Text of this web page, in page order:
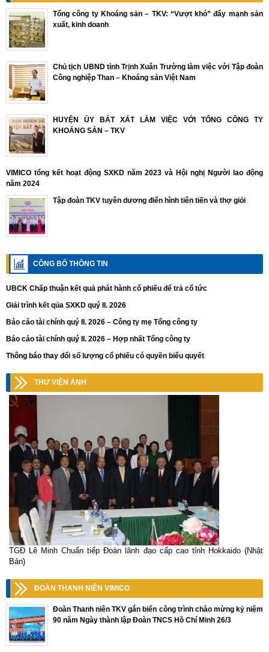
Tổng công ty Khoáng sản – TKV: “Vượt khó” đẩy mạnh sản
xuất, kinh doanh
Chủ tịch UBND tỉnh Trịnh Xuân Trường làm việc với Tập đoàn
Công nghiệp Than – Khoáng sản Việt Nam
HUYỆN ỦY BÁT XÁT LÀM VIỆC VỚI TỔNG CÔNG TY
KHOÁNG SẢN – TKV
VIMICO tổng kết hoạt động SXKD năm 2023 và Hội nghị Người lao động
năm 2024
Tập đoàn TKV tuyên dương điển hình tiên tiến và thợ giỏi
CÔNG BỐ THÔNG TIN
UBCK Chấp thuận kết quả phát hành cổ phiếu để trả cổ tức
Giải trình kết qủa SXKD quý II. 2026
Báo cáo tài chính quý II. 2026 – Công ty mẹ Tổng công ty
Báo cáo tài chính quý II. 2026 – Hợp nhất Tổng công ty
Thông báo thay đổi số lượng cổ phiếu có quyền biểu quyết
THƯ VIỆN ẢNH
TGĐ Lê Minh Chuẩn tiếp Đoàn lãnh đạo cấp cao tỉnh Hokkaido (Nhật
Bản)
ĐOÀN THANH NIÊN VIMICO
Đoàn Thanh niên TKV gắn biển công trình chào mừng kỷ niệm
90 năm Ngày thành lập Đoàn TNCS Hồ Chí Minh 26/3